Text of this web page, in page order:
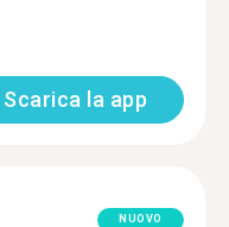
Scarica la app
NUOVO